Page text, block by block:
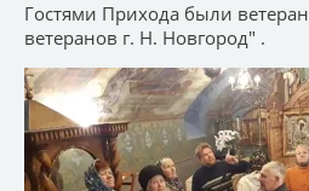
Гостями Прихода были
ветеранов г. Н. Новгород" .